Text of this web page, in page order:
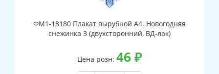
ФМ1-18180 Плакат вырубной А4. Новогодняя
снежинка 3 (двухсторонний, ВД-лак)
Цена розн: 46 ₽